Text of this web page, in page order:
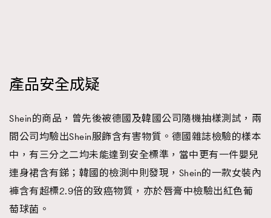
產品安全成疑
Shein的商品，曾先後被德國及韓國公司隨機抽樣測試，兩
間公司均驗出Shein服飾含有害物質。德國雜誌檢驗的樣本
中，有三分之二均未能達到安全標準，當中更有一件嬰兒
連身裙含有銻；韓國的檢測中則發現，Shein的一款女裝內
褲含有超標2.9倍的致癌物質，亦於唇膏中檢驗出紅色葡
萄球菌。